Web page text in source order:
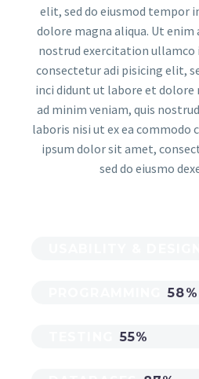
elit, sed do eiusmod tempor
dolore magna aliqua. Ut enim
nostrud exercitation
consectetur adi pisicing elit,
inci didunt ut labore et dolore
ad minim veniam, quis
laboris nisi ut ex ea commodo
ipsum dolor sit amet,
sed do eiusmo
58%
55%